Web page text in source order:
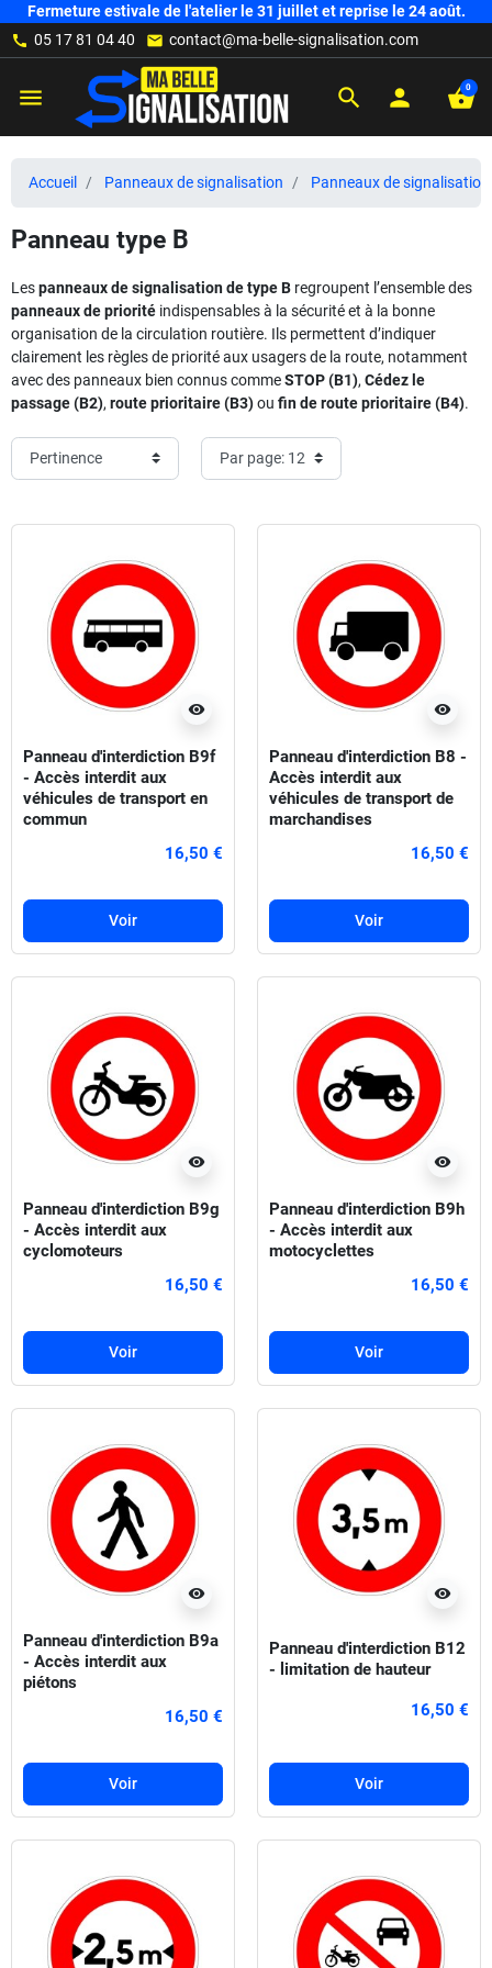
Fermeture estivale de l'atelier le 31 juillet et reprise le 24 août.
call 05 17 81 04 40 mail contact@ma-belle-signalisation.com
menu search person shopping_basket
0
Accueil Panneaux de signalisation Panneaux de
Panneau type B
Lespanneaux de signalisation de type B regroupent l’ensemble des
panneaux de priorité indispensables à la sécurité et à la bonne
organisation de la circulation routière. Ils permettent d’indiquer
clairement les règles de priorité aux usagers de la route, notamment
avec des panneaux bien connus commeSTOP (B1), Cédez le
passage (B2), route prioritaire (B3)ou fin de route prioritaire (B4).
visibility
Panneau d'interdiction B9f
- Accès interdit aux
véhicules de transport en
commun
16,50 €
Voir
visibility
Panneau d'interdiction B8 -
Accès interdit aux
véhicules de transport de
marchandises
16,50 €
Voir
visibility
Panneau d'interdiction B9g
- Accès interdit aux
cyclomoteurs
16,50 €
Voir
visibility
Panneau d'interdiction B9h
- Accès interdit aux
motocyclettes
16,50 €
Voir
visibility
Panneau d'interdiction B9a
- Accès interdit aux
piétons
16,50 €
Voir
visibility
Panneau d'interdiction B12
- limitation de hauteur
16,50 €
Voir